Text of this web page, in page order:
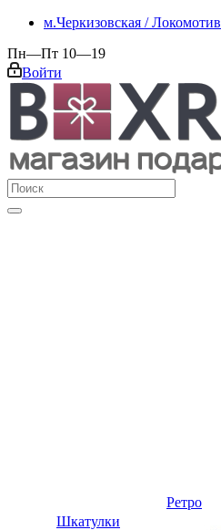
м.Черкизовская / Локомотив
Пн—Пт 10—19
Войти
Шкатулки
Ретро